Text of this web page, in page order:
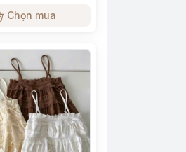
Chọn mua